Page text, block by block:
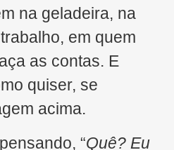
na geladeira, na
em quem
as contas. E
quiser, se
acima.
“Quê? Eu